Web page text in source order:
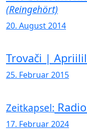
(Reingehört)
20. August 2014
Trovači |
25. Februar 2015
Zeitkapsel:
17. Februar 2024